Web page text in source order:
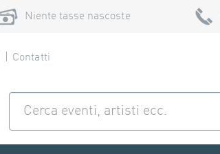
Niente tasse nascoste
Contatti